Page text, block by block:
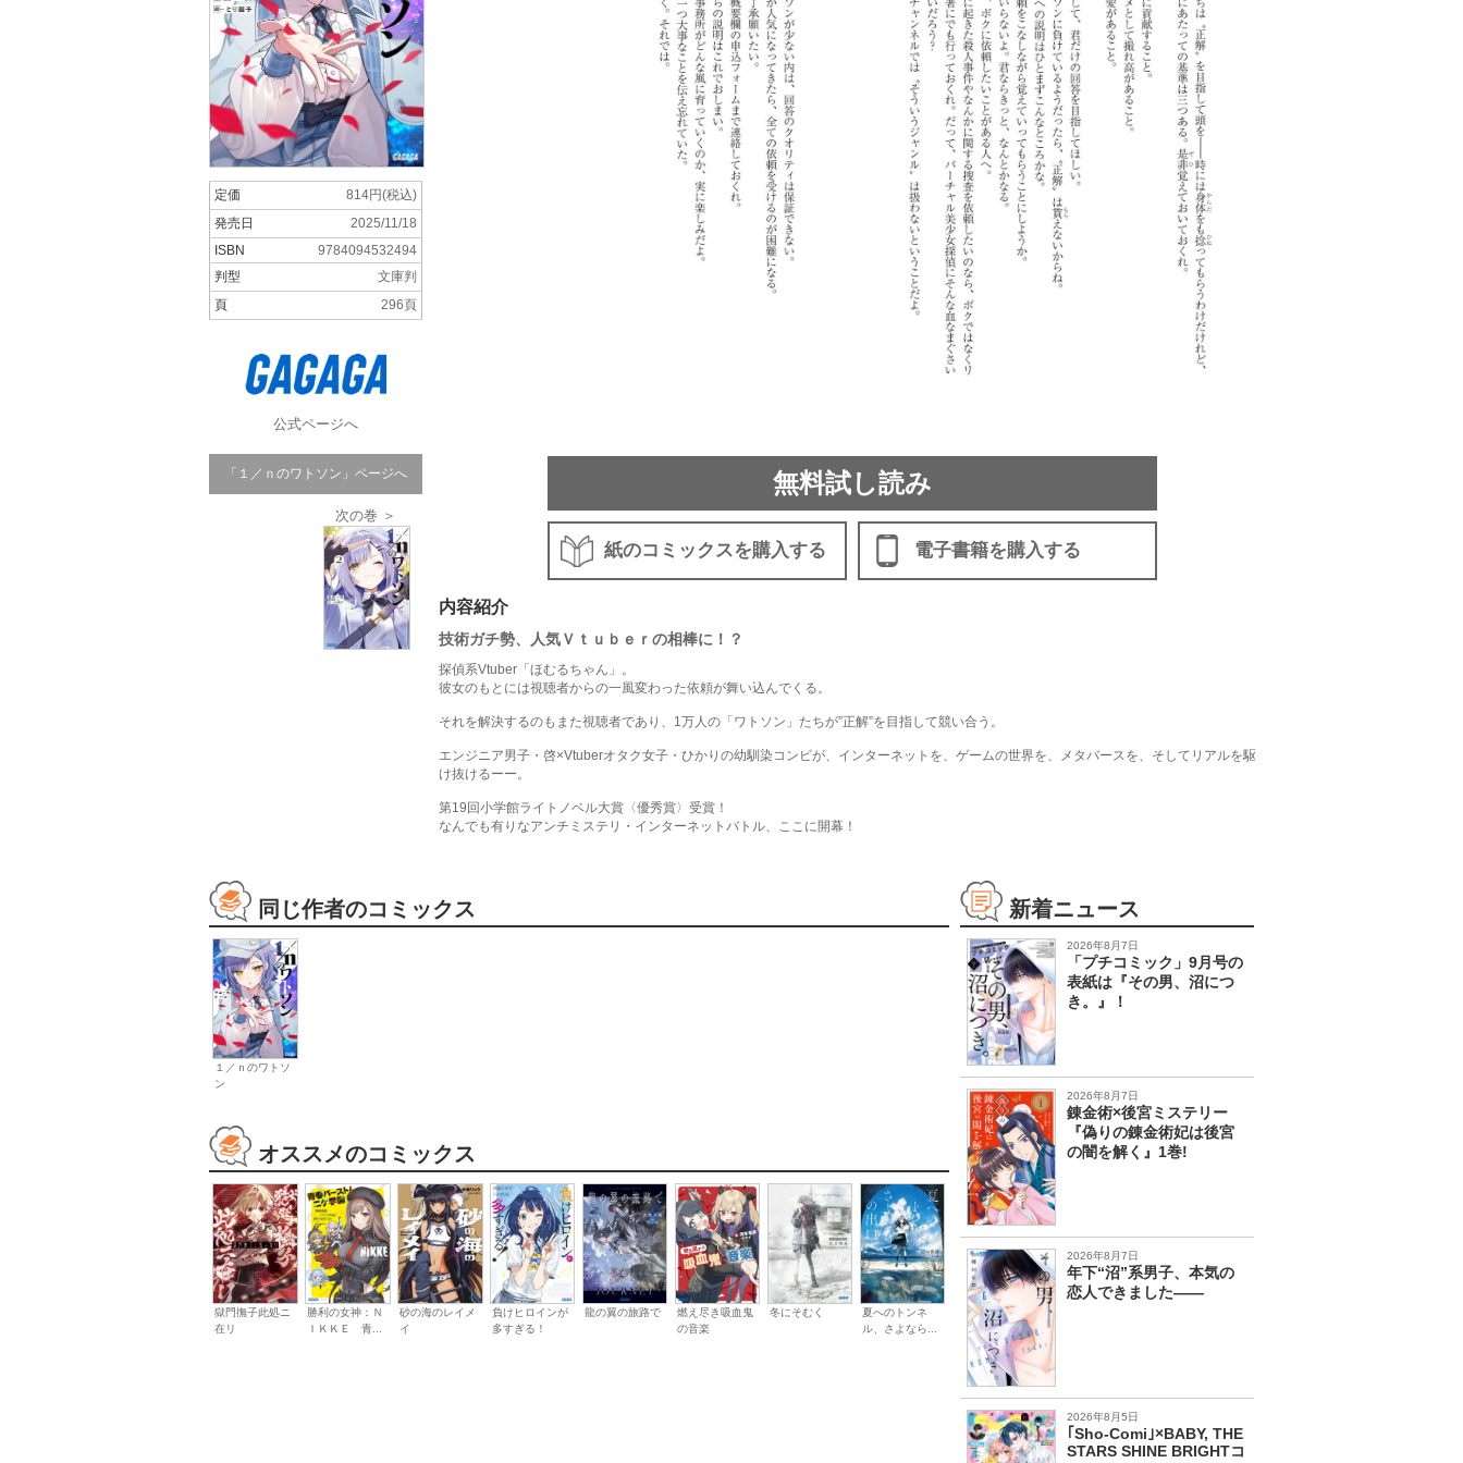
定価
814円(税込)
発売日
2025/11/18
ISBN
9784094532494
判型
文庫判
頁
296頁
公式ページへ
「１／ｎのワトソン」ページへ
次の巻 ＞
無料試し読み
紙のコミックスを購入する 電子書籍を購入する
内容紹介
技術ガチ勢、人気Ｖｔｕｂｅｒの相棒に！？
探偵系Vtuber「ほむるちゃん」。
彼女のもとには視聴者からの一風変わった依頼が舞い込んでくる。
それを解決するのもまた視聴者であり、1万人の「ワトソン」たちが”正解”を目指して競い合う。
エンジニア男子・啓×Vtuberオタク女子・ひかりの幼馴染コンビが、インターネットを、ゲームの世界を、メタバースを、そしてリアルを駆
け抜けるーー。
第19回小学館ライトノベル大賞〈優秀賞〉受賞！
なんでも有りなアンチミステリ・インターネットバトル、ここに開幕！
同じ作者のコミックス
１／ｎのワトソ
ン
オススメのコミックス
獄門撫子此処ニ
在リ
勝利の女神：Ｎ
ＩＫＫＥ 青...
砂の海のレイメ
イ
負けヒロインが
多すぎる！
龍の翼の旅路で
燃え尽き吸血鬼
の音楽
冬にそむく
夏へのトンネ
ル、さよなら...
新着ニュース
2026年8月7日
「プチコミック」9月号の
表紙は『その男、沼につ
き。』！
2026年8月7日
錬金術×後宮ミステリー
『偽りの錬金術妃は後宮
の闇を解く』1巻!
2026年8月7日
年下“沼”系男子、本気の
恋人できました――
2026年8月5日
｢Sho-Comi｣×BABY, THE
STARS SHINE BRIGHTコ